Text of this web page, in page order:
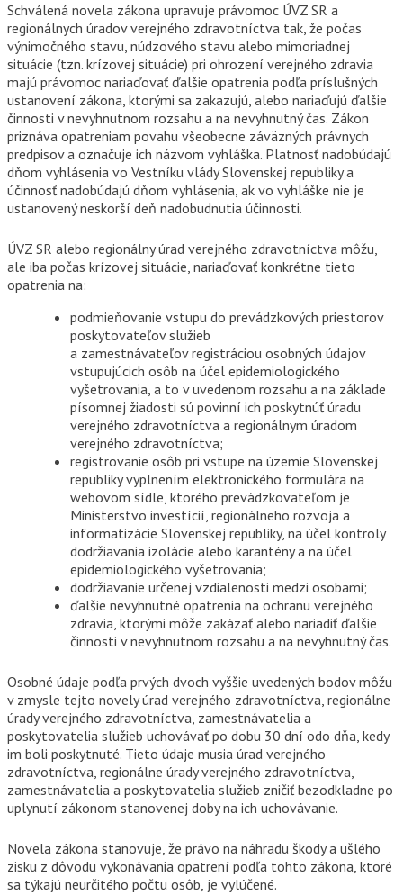
Schválená novela zákona upravuje právomoc ÚVZ SR a
regionálnych úradov verejného zdravotníctva tak, že počas
výnimočného stavu, núdzového stavu alebo mimoriadnej
situácie (tzn. krízovej situácie) pri ohrození verejného zdravia
majú právomoc nariaďovať ďalšie opatrenia podľa príslušných
ustanovení zákona, ktorými sa zakazujú, alebo nariaďujú ďalšie
činnosti v nevyhnutnom rozsahu a na nevyhnutný čas. Zákon
priznáva opatreniam povahu všeobecne záväzných právnych
predpisov a označuje ich názvom vyhláška. Platnosť nadobúdajú
dňom vyhlásenia vo Vestníku vlády Slovenskej republiky a
účinnosť nadobúdajú dňom vyhlásenia, ak vo vyhláške nie je
ustanovený neskorší deň nadobudnutia účinnosti.
ÚVZ SR alebo regionálny úrad verejného zdravotníctva môžu,
ale iba počas krízovej situácie, nariaďovať konkrétne tieto
opatrenia na:
podmieňovanie vstupu do prevádzkových priestorov
poskytovateľov služieb
a zamestnávateľov registráciou osobných údajov
vstupujúcich osôb na účel epidemiologického
vyšetrovania, a to v uvedenom rozsahu a na základe
písomnej žiadosti sú povinní ich poskytnúť úradu
verejného zdravotníctva a regionálnym úradom
verejného zdravotníctva;
registrovanie osôb pri vstupe na územie Slovenskej
republiky vyplnením elektronického formulára na
webovom sídle, ktorého prevádzkovateľom je
Ministerstvo investícií, regionálneho rozvoja a
informatizácie Slovenskej republiky, na účel kontroly
dodržiavania izolácie alebo karantény a na účel
epidemiologického vyšetrovania;
dodržiavanie určenej vzdialenosti medzi osobami;
ďalšie nevyhnutné opatrenia na ochranu verejného
zdravia, ktorými môže zakázať alebo nariadiť ďalšie
činnosti v nevyhnutnom rozsahu a na nevyhnutný čas.
Osobné údaje podľa prvých dvoch vyššie uvedených bodov môžu
v zmysle tejto novely úrad verejného zdravotníctva, regionálne
úrady verejného zdravotníctva, zamestnávatelia a
poskytovatelia služieb uchovávať po dobu 30 dní odo dňa, kedy
im boli poskytnuté. Tieto údaje musia úrad verejného
zdravotníctva, regionálne úrady verejného zdravotníctva,
zamestnávatelia a poskytovatelia služieb zničiť bezodkladne po
uplynutí zákonom stanovenej doby na ich uchovávanie.
Novela zákona stanovuje, že právo na náhradu škody a ušlého
zisku z dôvodu vykonávania opatrení podľa tohto zákona, ktoré
sa týkajú neurčitého počtu osôb, je vylúčené.